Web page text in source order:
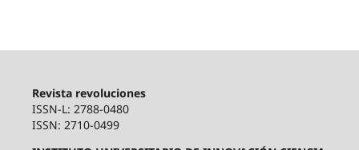
Revista revoluciones
ISSN-L: 2788-0480
ISSN: 2710-0499